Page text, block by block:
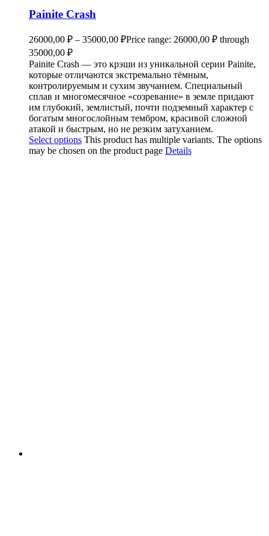
Painite Crash
26000,00 ₽ – 35000,00 ₽Price range: 26000,00 ₽ through
35000,00 ₽
Painite Crash — это крэши из уникальной серии Painite,
которые отличаются экстремально тёмным,
контролируемым и сухим звучанием. Специальный
сплав и многомесячное «созревание» в земле придают
им глубокий, землистый, почти подземный характер с
богатым многослойным тембром, красивой сложной
атакой и быстрым, но не резким затуханием.
Select options This product has multiple variants. The options
may be chosen on the product page Details